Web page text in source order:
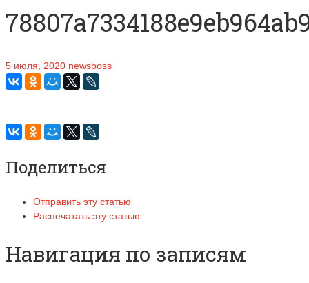
5 июля, 2020 newsboss
Поделиться
Отправить эту статью
Распечатать эту статью
Навигация по записям